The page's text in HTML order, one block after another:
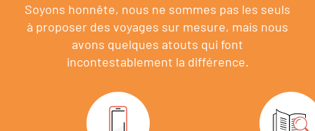
Soyons honnête, nous ne sommes pas les seuls
à proposer des voyages sur mesure, mais nous
avons quelques atouts qui font
incontestablement la différence.